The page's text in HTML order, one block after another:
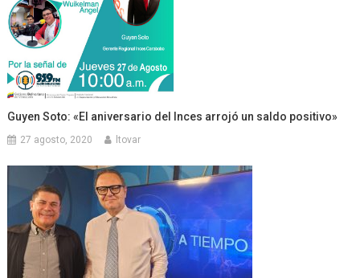
Guyen Soto: «El aniversario del Inces arrojó un saldo positivo»
27 agosto, 2020 ltovar